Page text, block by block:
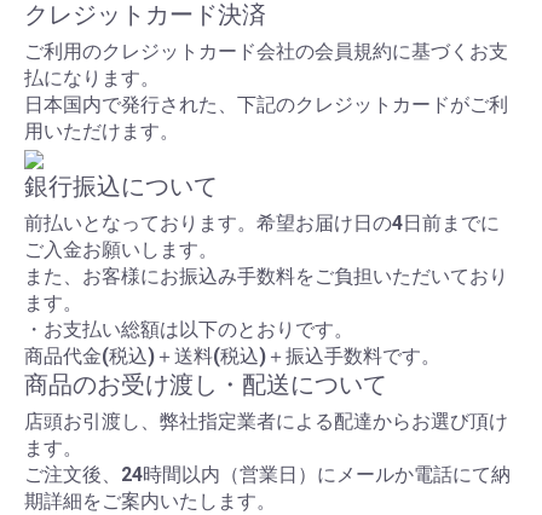
クレジットカード決済
ご利用のクレジットカード会社の会員規約に基づくお支
払になります。
日本国内で発行された、下記のクレジットカードがご利
用いただけます。
銀行振込について
前払いとなっております。希望お届け日の4日前までに
ご入金お願いします。
また、お客様にお振込み手数料をご負担いただいており
ます。
・お支払い総額は以下のとおりです。
商品代金(税込)＋送料(税込)＋振込手数料です。
商品のお受け渡し・配送について
店頭お引渡し、弊社指定業者による配達からお選び頂け
ます。
ご注文後、24時間以内（営業日）にメールか電話にて納
期詳細をご案内いたします。